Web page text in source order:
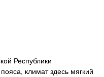
Республики
пояса, климат здесь мягкий